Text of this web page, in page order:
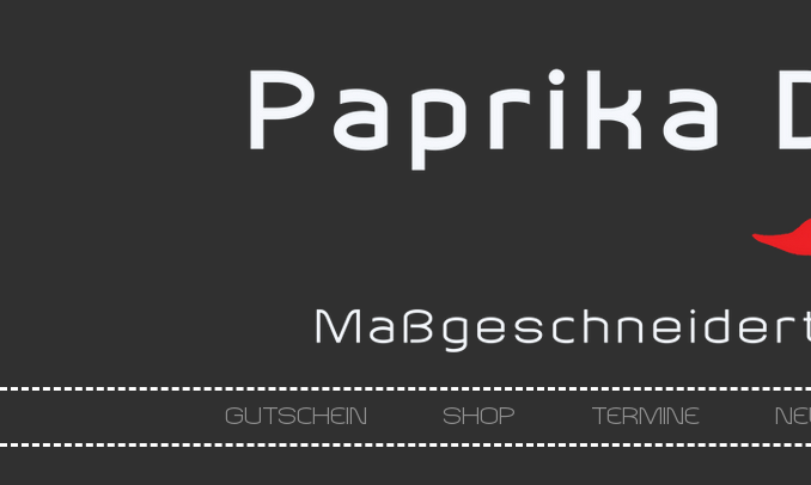
GUTSCHEIN SHOP TERMINE